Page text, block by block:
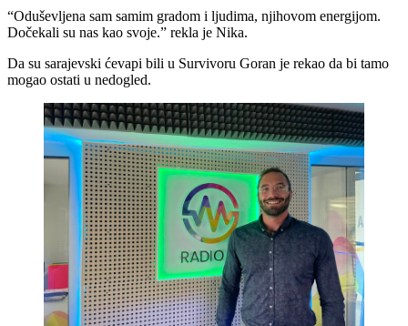
“Oduševljena sam samim gradom i ljudima, njihovom energijom.
Dočekali su nas kao svoje.” rekla je Nika.
Da su sarajevski ćevapi bili u Survivoru Goran je rekao da bi tamo
mogao ostati u nedogled.